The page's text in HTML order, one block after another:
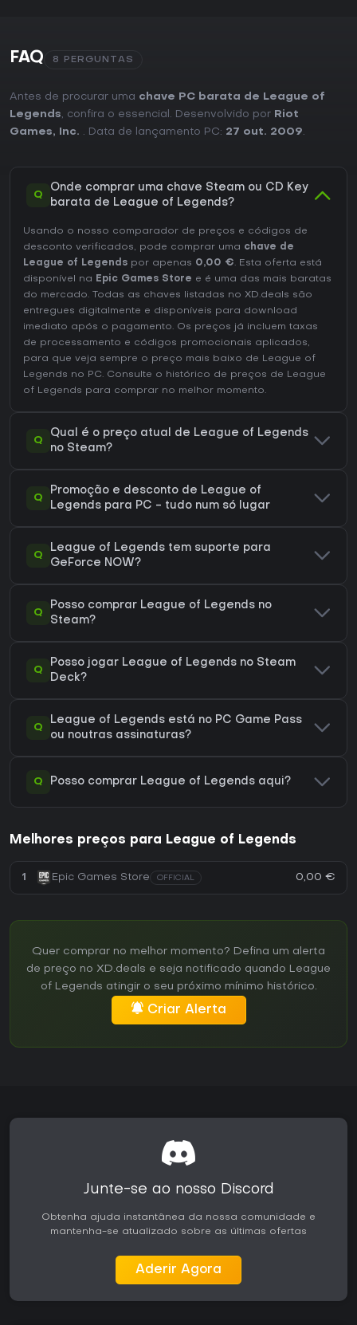
FAQ 8 PERGUNTAS
Antes de procurar uma chave PC barata de League of
Legends, confira o essencial. Desenvolvido por Riot
Games, Inc. . Data de lançamento PC: 27 out. 2009.
Q
Onde comprar uma chave Steam ou CD Key
barata de League of Legends?
Usando o nosso comparador de preços e códigos de
desconto verificados, pode comprar uma chave de
League of Legends por apenas 0,00 €. Esta oferta está
disponível na Epic Games Store e é uma das mais baratas
do mercado. Todas as chaves listadas no XD.deals são
entregues digitalmente e disponíveis para download
imediato após o pagamento. Os preços já incluem taxas
de processamento e códigos promocionais aplicados,
para que veja sempre o preço mais baixo de League of
Legends no PC. Consulte o histórico de preços de League
of Legends para comprar no melhor momento.
Q
Qual é o preço atual de League of Legends
no Steam?
Q
Promoção e desconto de League of
Legends para PC - tudo num só lugar
Q
League of Legends tem suporte para
GeForce NOW?
Q
Posso comprar League of Legends no
Steam?
Q
Posso jogar League of Legends no Steam
Deck?
Q
League of Legends está no PC Game Pass
ou noutras assinaturas?
Q Posso comprar League of Legends aqui?
Melhores preços para League of Legends
1 Epic Games Store OFFICIAL 0,00 €
Quer comprar no melhor momento? Defina um alerta
de preço no XD.deals e seja notificado quando League
of Legends atingir o seu próximo mínimo histórico.
Criar Alerta
Junte-se ao nosso Discord
Obtenha ajuda instantânea da nossa comunidade e
mantenha-se atualizado sobre as últimas ofertas
Aderir Agora